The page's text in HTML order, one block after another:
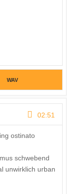
WAV
02:51
ostinato
schwebend
unwirklich urban